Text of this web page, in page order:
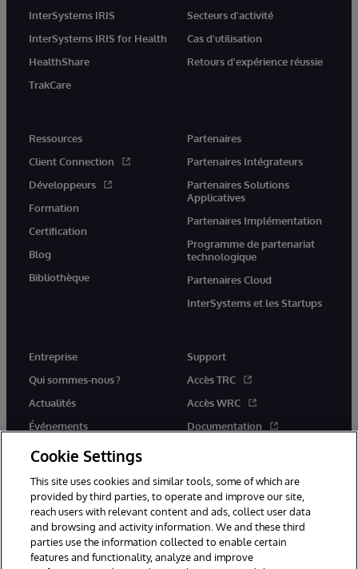
InterSystems IRIS
InterSystems IRIS for Health
HealthShare
TrakCare
Secteurs d'activité
Cas d'utilisation
Retours d'expérience réussie
Ressources
Client Connection
Développeurs
Formation
Certification
Blog
Bibliothèque
Partenaires
Partenaires Intégrateurs
Partenaires Solutions
Applicatives
Partenaires Implémentation
Programme de partenariat
technologique
Partenaires Cloud
InterSystems et les Startups
Entreprise
Qui sommes-nous ?
Actualités
Événements
Rejoignez-nous
Support
Accès TRC
Accès WRC
Documentation
© 1996-2026 InterSystems Corporation, Boston, MA. Tous droits
Cookie Settings
This site uses cookies and similar tools, some of which are
provided by third parties, to operate and improve our site,
reach users with relevant content and ads, collect user data
and browsing and activity information. We and these third
parties use the information collected to enable certain
features and functionality, analyze and improve